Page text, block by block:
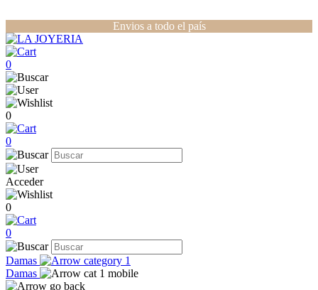
Envios a todo el país
0
0
0
Acceder
0
0
Damas
Damas